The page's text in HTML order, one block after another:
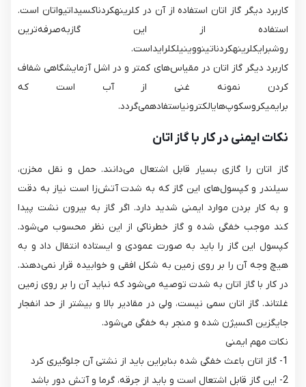
کاربرد دیگر گاز اتان استفاده از آن در کلرینهکردناکسیداتیواتان است.
استفاده از این گازبه‌صرفه‌ترین
روشبرایکلرینهکردناتینووینیلکلرایداست.
کاربرد دیگر گاز اتان در مقیاس‌های کمتر و در اشل آزمایشگاهی شفاف
کردن نمونه غنی از آب است که
برایمیکروسکوپ‌هایالکترونیاستفادهمی‌گردد.
نکات ایمنی در کار با گاز اتان
گاز اتان را گازی بسیار قابل اشتعال می‌دانند. حمل و نقل مخزن،
سیلندر و کپسول‌های این گاز که به شدت آتش‌زا است نیاز به دقت
و به کار بردن موارد ایمنی شدید دارد. اگر گاز به بیرون نشت پیدا
کند موجب خفگی شده و گاز خطرناکی از این نظر محسوب می‌شود.
کپسول این گاز را باید به صورت عمودی و ایستاده انتقال داد و به
هیچ وجه آن را بر روی زمین به شکل افقی و خوابیده قرار نمی‌دهند.
در کار با گاز اتان به شدت توصیه می‌شود که نباید آن را بر روی زمین
غلتاند. گاز اتان سمی نیست، ولی در مقادیر بالا و بیشتر از حد انفجار
جایگزین اکسیژن شده و منجر به خفگی می‌شود.
نکات مهم ایمنی
1- گاز اتان باعث خفگی شده بنابراین باید از نشتی آن جلوگیری کرد
2- این گاز قابل اشتعال است و باید از جرقه، گرما و آتش دور باشد